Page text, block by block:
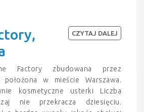
Factory zbudowana przez
w mieście Warszawa.
kosmetyczne usterki Liczba
nie przekracza dziesięciu.
CZYTAJ DALEJ